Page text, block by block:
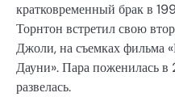
кратковременный брак в
Торнтон встретил свою
Джоли, на съемках фильма
Дауни». Пара поженилась в
развелась.